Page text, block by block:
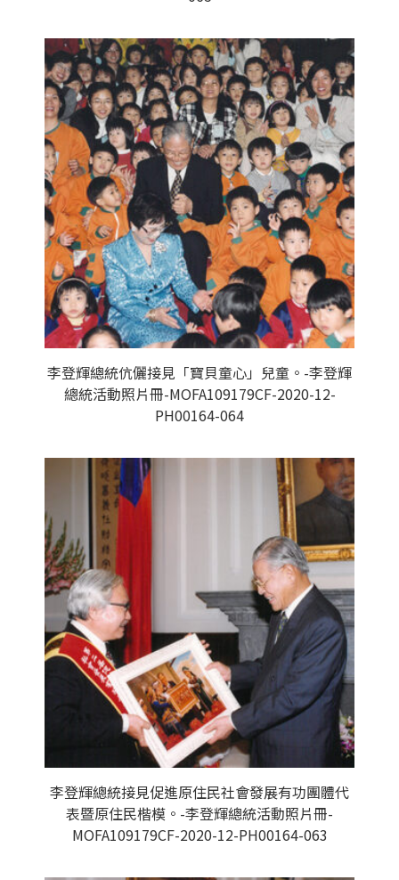
李登輝總統伉儷接見「寶貝童心」兒童。-李登輝
總統活動照片冊-MOFA109179CF-2020-12-
PH00164-064
李登輝總統接見促進原住民社會發展有功團體代
表暨原住民楷模。-李登輝總統活動照片冊-
MOFA109179CF-2020-12-PH00164-063